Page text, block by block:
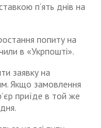
п’ять днів на
попиту на
в «Укрпошті».
заявку на
Якщо замовлення
приїде в той же